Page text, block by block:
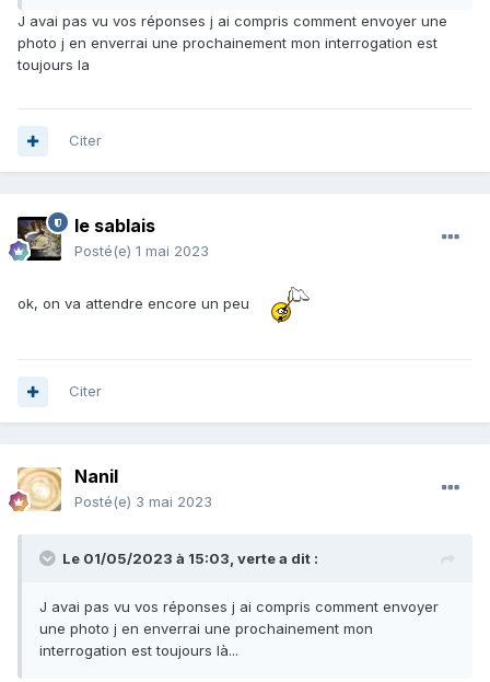
J avai pas vu vos réponses j ai compris comment envoyer une
photo j en enverrai une prochainement mon interrogation est
toujours la
Citer
le sablais
Posté(e) 1 mai 2023
ok, on va attendre encore un peu
Citer
Nanil
Posté(e) 3 mai 2023
Le 01/05/2023 à 15:03, vertea dit :
J avai pas vu vos réponses j ai compris comment envoyer
une photo j en enverrai une prochainement mon
interrogation est toujours là...